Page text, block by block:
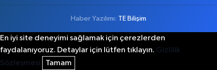
Haber Yazılımı: TE Bilişim
En iyi site deneyimi sağlamak için çerezlerden
faydalanıyoruz. Detaylar için lütfen tıklayın. Gizlilik
Sözleşmesi
Tamam